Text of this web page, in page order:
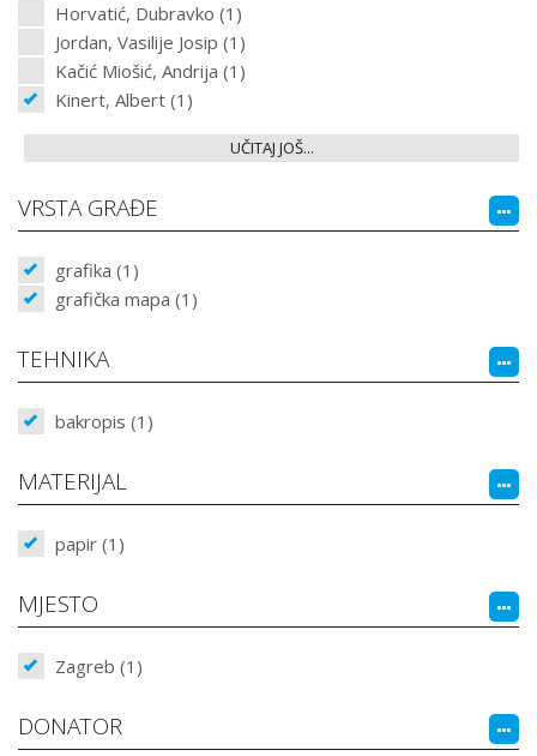
Horvatić, Dubravko (1)
Jordan, Vasilije Josip (1)
Kačić Miošić, Andrija (1)
Kinert, Albert (1)
UČITAJ JOŠ...
VRSTA GRAĐE
grafika (1)
grafička mapa (1)
TEHNIKA
bakropis (1)
MATERIJAL
papir (1)
MJESTO
Zagreb (1)
DONATOR